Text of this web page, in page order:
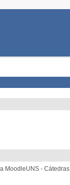
MoodleUNS - Cátedras